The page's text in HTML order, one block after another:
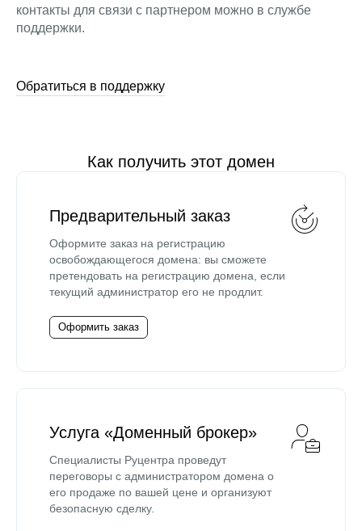
контакты для связи с партнером можно в службе
поддержки.
Обратиться в поддержку
Как получить этот домен
Предварительный заказ
Оформите заказ на регистрацию
освобождающегося домена: вы сможете
претендовать на регистрацию домена, если
текущий администратор его не продлит.
Оформить заказ
Услуга «Доменный брокер»
Специалисты Руцентра проведут
переговоры с администратором домена о
его продаже по вашей цене и организуют
безопасную сделку.